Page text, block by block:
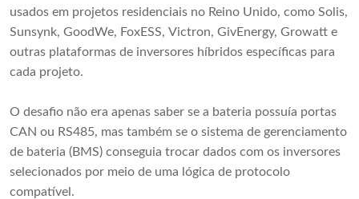
usados ​​em projetos residenciais no Reino Unido, como Solis,
Sunsynk, GoodWe, FoxESS, Victron, GivEnergy, Growatt e
outras plataformas de inversores híbridos específicas para
cada projeto.
O desafio não era apenas saber se a bateria possuía portas
CAN ou RS485, mas também se o sistema de gerenciamento
de bateria (BMS) conseguia trocar dados com os inversores
selecionados por meio de uma lógica de protocolo
compatível.